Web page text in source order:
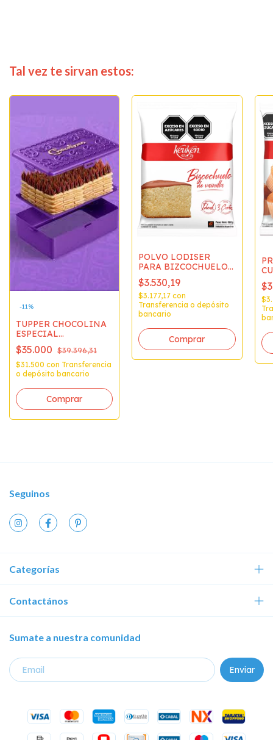
Tal vez te sirvan estos:
-11%
TUPPER CHOCOLINA
ESPECIAL
CHOCOTORTA 3x170gr
x1 5280
$35.000 $39.396,31
$31.500 con Transferencia
o depósito bancario
POLVO LODISER
PARA BIZCOCHUELO
DE VAINILLA (BULTO
12x500grs.) PB15A u
de venta
$3.530,19
$3.177,17con
Transferencia o depósito
bancario
Seguinos
Categorías
Contactános
Sumate a nuestra comunidad